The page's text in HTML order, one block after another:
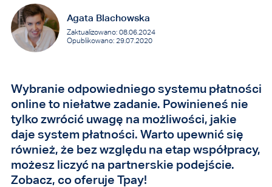
Agata Blachowska
Zaktualizowano: 08.06.2024
Opublikowano: 29.07.2020
Wybranie odpowiedniego systemu płatności
online to niełatwe zadanie. Powinieneś nie
tylko zwrócić uwagę na możliwości, jakie
daje system płatności. Warto upewnić się
również, że bez względu na etap współpracy,
możesz liczyć na partnerskie podejście.
Zobacz, co oferuje Tpay!